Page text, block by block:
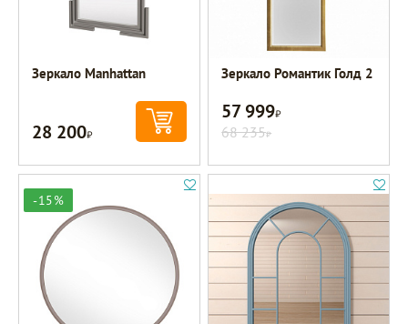
Зеркало Manhattan
28 200Р
Зеркало Романтик Голд 2
57 999Р
68 235Р
-15%